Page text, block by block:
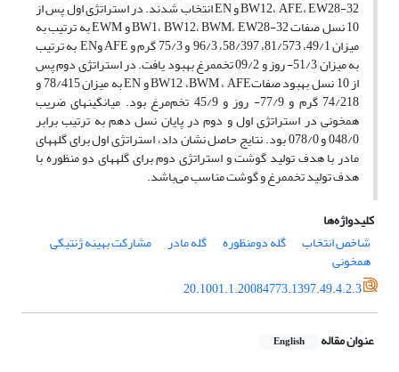
BW12، AFE، EW28-32 و EN انتخاب شدند. در استراتژی اول پس از
10 نسل صفات BW1، BW12، BWM، EW28-32 و EWM به ترتیب به
میزان 49/1، 81/573، 58/397، 96/3 و 75/3 گرم و AFE وEN به ترتیب
به میزان 51/3- روز و 09/2 تخم­مرغ بهبود یافت. در استراتژی دوم پس
از 10 نسل بهبود صفاتBW12 ،BWM ، AFE و EN به میزان 78/415 و
74/218 گرم و 77/9- روز و 45/9 تخم‌مرغ بود. میانگین­های ضریب
همخونی در استراتژی اول و دوم در پایان نسل دهم به ترتیب برابر
048/0 و 078/0 بود. نتایج حاصل نشان داد، استراتژی اول برای گله­های
مادر با هدف تولید گوشت و استراتژی دوم برای گله­های دو منظوره با
هدف تولید تخم­مرغ و گوشت مناسب می‌باشد.
کلیدواژه‌ها
شاخص انتخاب
گله دومنظوره گله مادر مشارکت بهینه ژنتیکی
همخونی
20.1001.1.20084773.1397.49.4.2.3
عنوان مقاله English